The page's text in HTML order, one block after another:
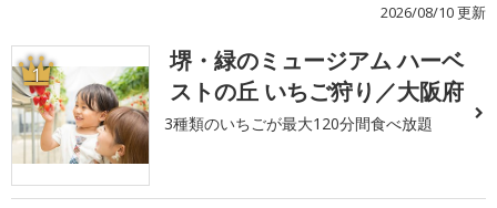
2026/08/10 更新
1
堺・緑のミュージアム ハーベ
ストの丘 いちご狩り／大阪府
3種類のいちごが最大120分間食べ放題